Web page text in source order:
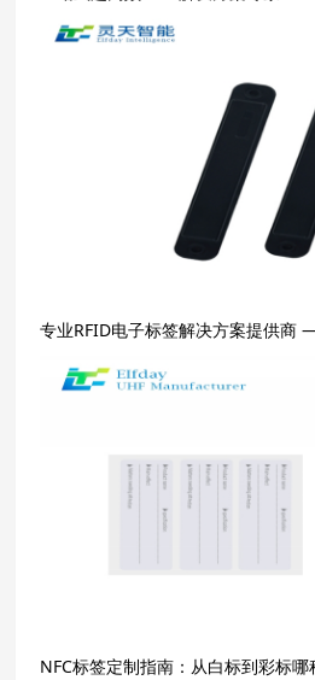
专业RFID电子标签解决方案提供商
NFC标签定制指南：从白标到彩标哪